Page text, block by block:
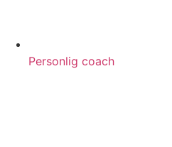
Personlig coach